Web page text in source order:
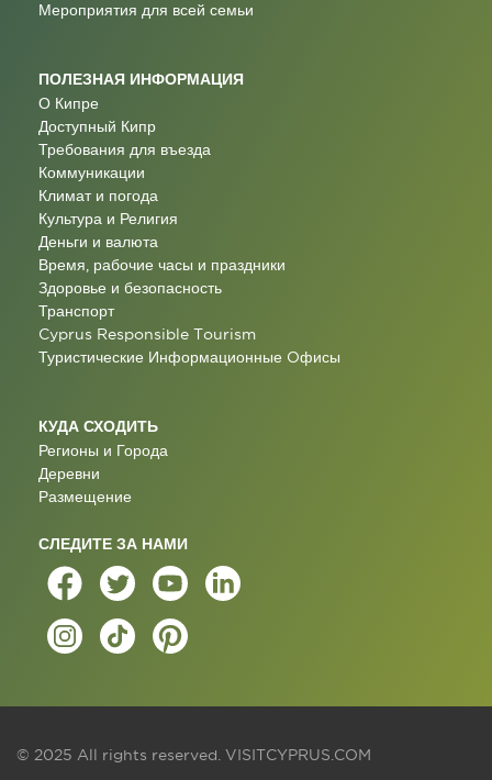
Мероприятия для всей семьи
ПОЛЕЗНАЯ ИНФОРМАЦИЯ
О Кипре
Доступный Кипр
Требования для въезда
Коммуникации
Климат и погода
Культура и Религия
Деньги и валюта
Время, рабочие часы и праздники
Здоровье и безопасность
Транспорт
Cyprus Responsible Tourism
Туристические Информационные Oфисы
КУДА СХОДИТЬ
Регионы и Города
Деревни
Размещение
СЛЕДИТЕ ЗА НАМИ
© 2025 All rights reserved. VISITCYPRUS.COM